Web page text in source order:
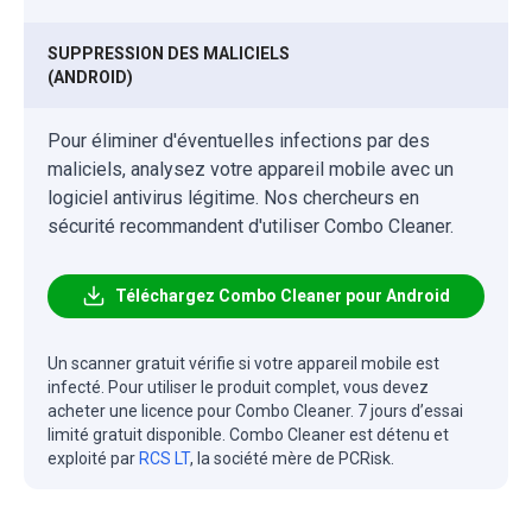
SUPPRESSION DES MALICIELS
(ANDROID)
Pour éliminer d'éventuelles infections par des
maliciels, analysez votre appareil mobile avec un
logiciel antivirus légitime. Nos chercheurs en
sécurité recommandent d'utiliser Combo Cleaner.
Téléchargez Combo Cleaner pour Android
Un scanner gratuit vérifie si votre appareil mobile est
infecté. Pour utiliser le produit complet, vous devez
acheter une licence pour Combo Cleaner. 7 jours d’essai
limité gratuit disponible. Combo Cleaner est détenu et
exploité par RCS LT, la société mère de PCRisk.